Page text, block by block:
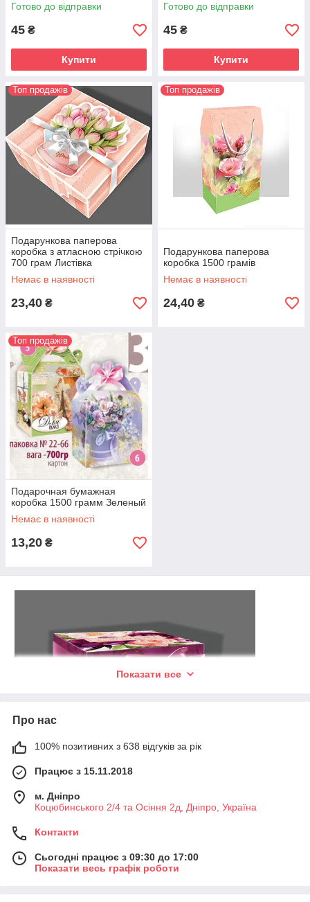
Готово до відправки
45 ₴
Купити
Готово до відправки
45 ₴
Купити
Топ продажів
Подарункова паперова
коробка з атласною стрічкою
700 грам Листівка
Немає в наявності
23,40 ₴
Топ продажів
Подарункова паперова
коробка 1500 грамів
Немає в наявності
24,40 ₴
Топ продажів
Подарочная бумажная
коробка 1500 грамм Зеленый
Немає в наявності
13,20 ₴
паперові Подарункові коробки
Показати все
Про нас
100% позитивних з 638 відгуків за рік
Працює з 15.11.2018
м. Дніпро
Коцюбинського 2/4 та Осіння 2д, Дніпро, Україна
Контакти
Сьогодні працює з 09:30 до 17:00
Показати весь графік роботи